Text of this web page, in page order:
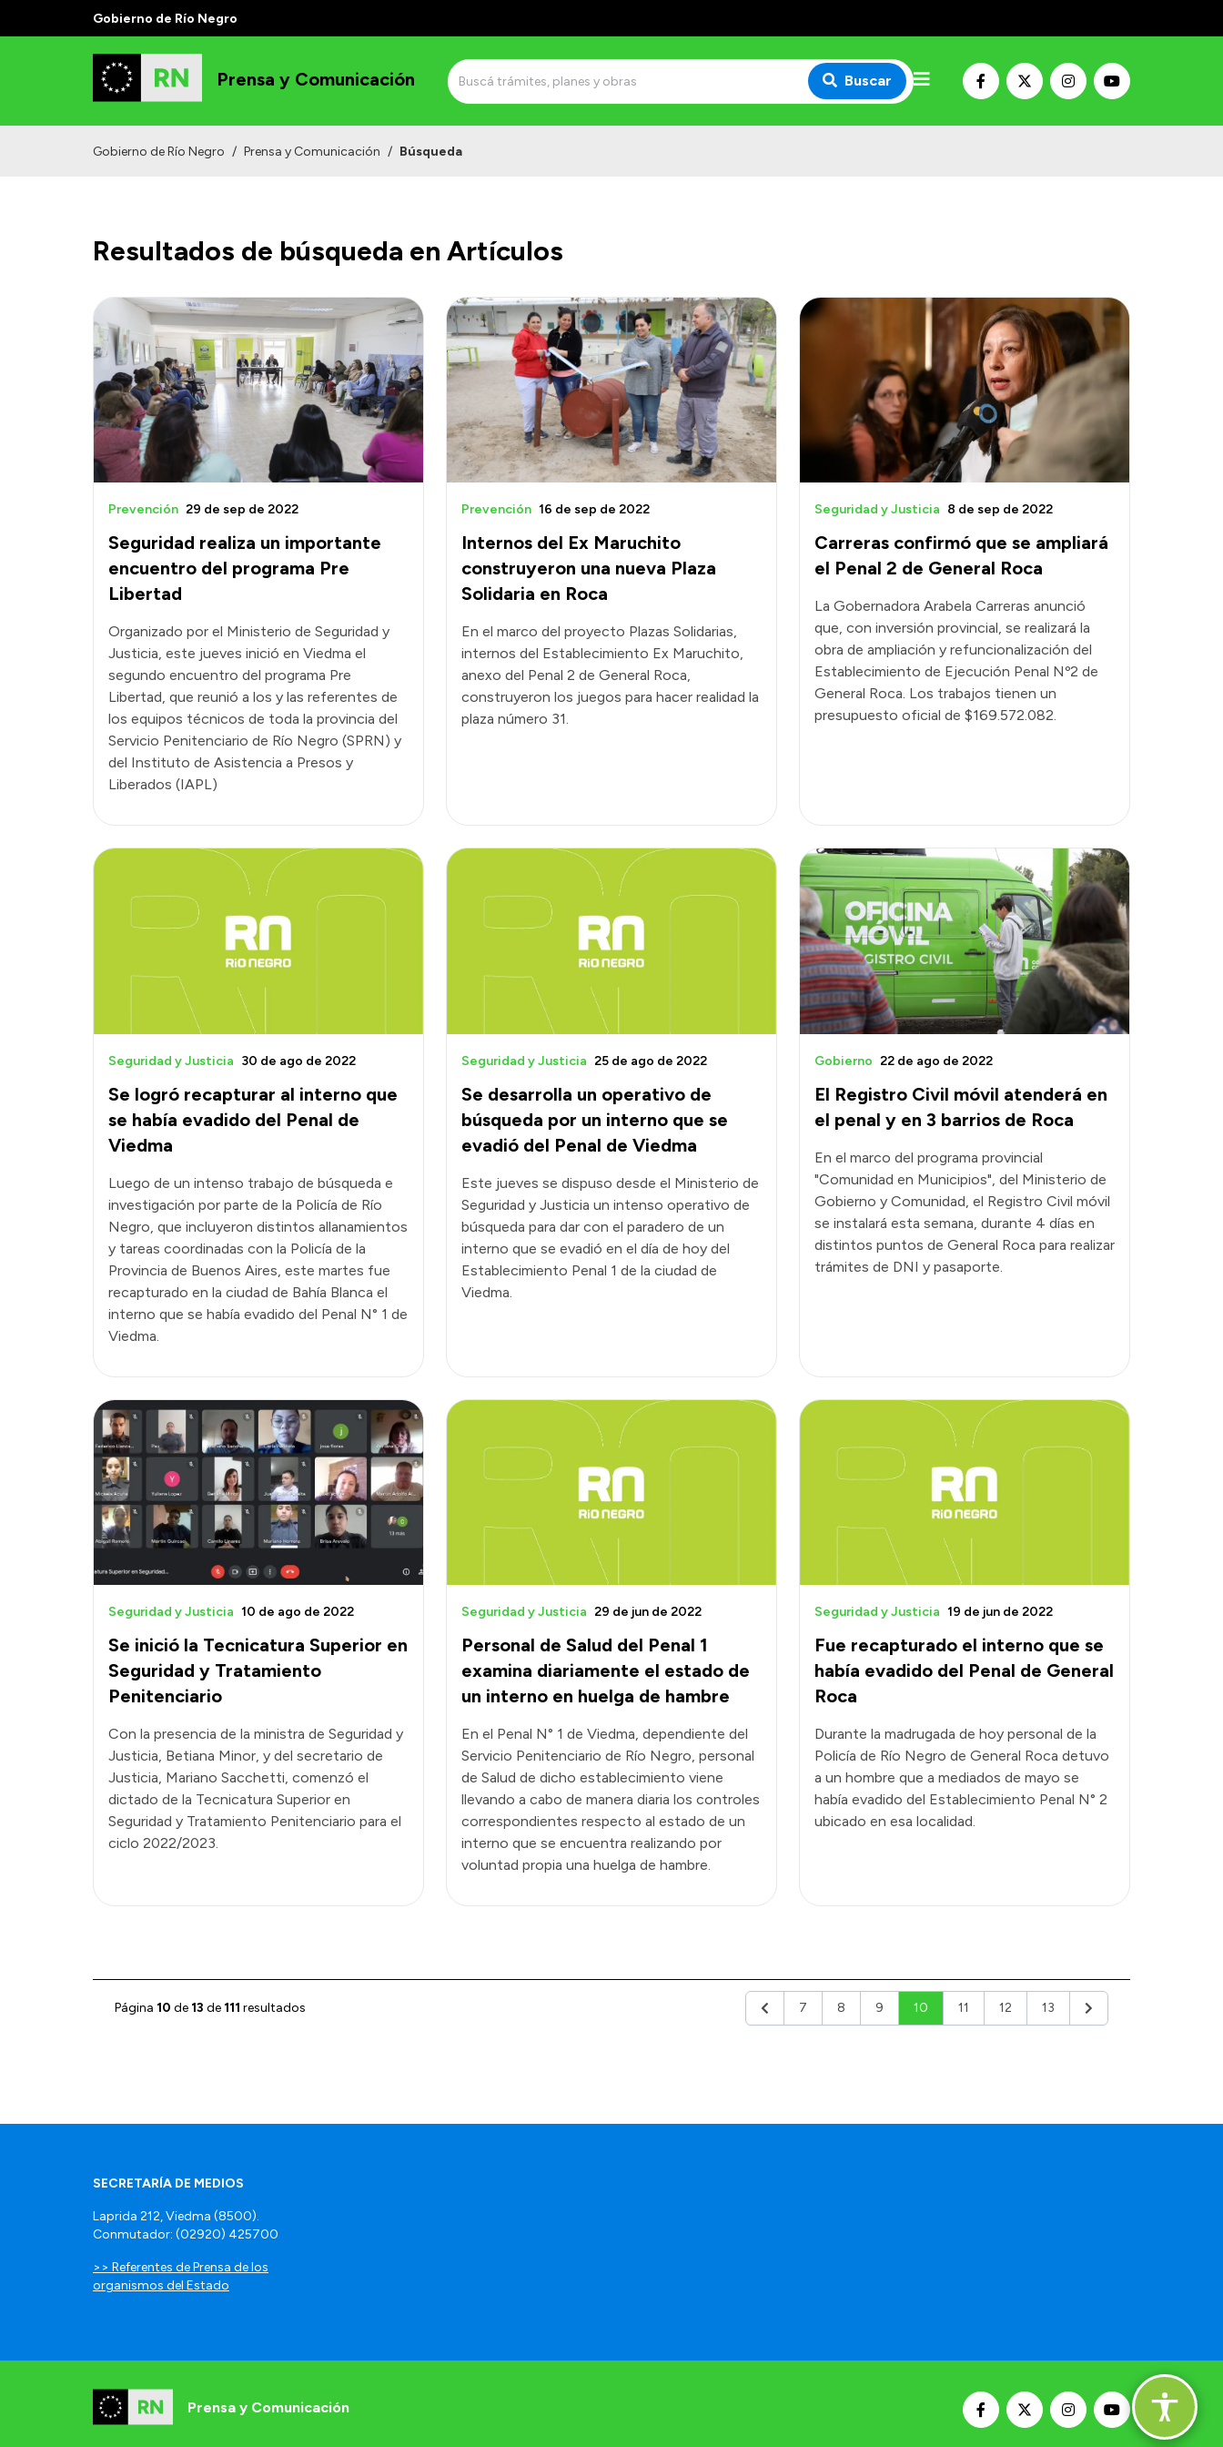
Gobierno de Río Negro
Prensa y Comunicación Buscar
Gobierno de Río Negro / Prensa y Comunicación / Búsqueda
Resultados de búsqueda en Artículos
Seguridad realiza un importante
encuentro del programa Pre
Libertad
Prevención 29 de sep de 2022
Organizado por el Ministerio de Seguridad y
Justicia, este jueves inició en Viedma el
segundo encuentro del programa Pre
Libertad, que reunió a los y las referentes de
los equipos técnicos de toda la provincia del
Servicio Penitenciario de Río Negro (SPRN) y
del Instituto de Asistencia a Presos y
Liberados (IAPL)
Internos del Ex Maruchito
construyeron una nueva Plaza
Solidaria en Roca
Prevención 16 de sep de 2022
En el marco del proyecto Plazas Solidarias,
internos del Establecimiento Ex Maruchito,
anexo del Penal 2 de General Roca,
construyeron los juegos para hacer realidad la
plaza número 31.
Carreras confirmó que se ampliará
el Penal 2 de General Roca
Seguridad y Justicia 8 de sep de 2022
La Gobernadora Arabela Carreras anunció
que, con inversión provincial, se realizará la
obra de ampliación y refuncionalización del
Establecimiento de Ejecución Penal Nº2 de
General Roca. Los trabajos tienen un
presupuesto oficial de $169.572.082.
Se logró recapturar al interno que
se había evadido del Penal de
Viedma
Seguridad y Justicia 30 de ago de 2022
Luego de un intenso trabajo de búsqueda e
investigación por parte de la Policía de Río
Negro, que incluyeron distintos allanamientos
y tareas coordinadas con la Policía de la
Provincia de Buenos Aires, este martes fue
recapturado en la ciudad de Bahía Blanca el
interno que se había evadido del Penal N° 1 de
Viedma.
Se desarrolla un operativo de
búsqueda por un interno que se
evadió del Penal de Viedma
Seguridad y Justicia 25 de ago de 2022
Este jueves se dispuso desde el Ministerio de
Seguridad y Justicia un intenso operativo de
búsqueda para dar con el paradero de un
interno que se evadió en el día de hoy del
Establecimiento Penal 1 de la ciudad de
Viedma.
El Registro Civil móvil atenderá en
el penal y en 3 barrios de Roca
Gobierno 22 de ago de 2022
En el marco del programa provincial
"Comunidad en Municipios", del Ministerio de
Gobierno y Comunidad, el Registro Civil móvil
se instalará esta semana, durante 4 días en
distintos puntos de General Roca para realizar
trámites de DNI y pasaporte.
Se inició la Tecnicatura Superior en
Seguridad y Tratamiento
Penitenciario
Seguridad y Justicia 10 de ago de 2022
Con la presencia de la ministra de Seguridad y
Justicia, Betiana Minor, y del secretario de
Justicia, Mariano Sacchetti, comenzó el
dictado de la Tecnicatura Superior en
Seguridad y Tratamiento Penitenciario para el
ciclo 2022/2023.
Personal de Salud del Penal 1
examina diariamente el estado de
un interno en huelga de hambre
Seguridad y Justicia 29 de jun de 2022
En el Penal N° 1 de Viedma, dependiente del
Servicio Penitenciario de Río Negro, personal
de Salud de dicho establecimiento viene
llevando a cabo de manera diaria los controles
correspondientes respecto al estado de un
interno que se encuentra realizando por
voluntad propia una huelga de hambre.
Fue recapturado el interno que se
había evadido del Penal de General
Roca
Seguridad y Justicia 19 de jun de 2022
Durante la madrugada de hoy personal de la
Policía de Río Negro de General Roca detuvo
a un hombre que a mediados de mayo se
había evadido del Establecimiento Penal N° 2
ubicado en esa localidad.
Página 10 de 13 de 111 resultados Anterior7 8 9 10 11 12 13 Siguiente
SECRETARÍA DE MEDIOS
Laprida 212, Viedma (8500).
Conmutador: (02920) 425700
>> Referentes de Prensa de los
organismos del Estado
Prensa y Comunicación